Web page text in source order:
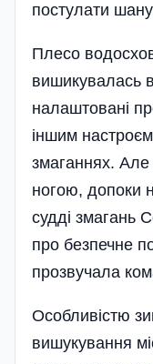
постулати
Плесо
вишикувалась
налаштовані
іншим
змаганнях. Але
ногою, допоки
судді змагань
про безпечне
прозвучала
Особливістю
вишукування